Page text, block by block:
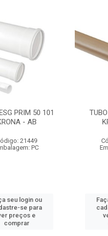
PRIM 50 101
- AB
21449
PC
seu login ou
se para
preços e
comprar